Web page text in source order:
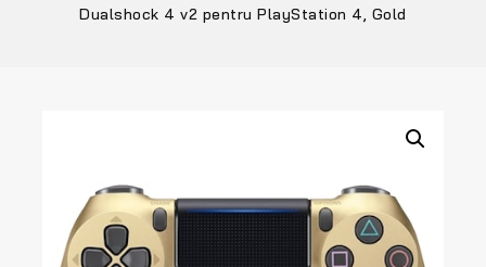
Dualshock 4 v2 pentru PlayStation 4, Gold